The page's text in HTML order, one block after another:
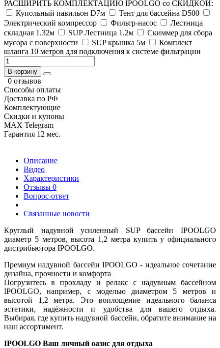
РАСШИРИТЬ КОМПЛЕКТАЦИЮ IPOOLGO со СКИДКОЙ:
Купольный павильон D7м
Тент для бассейна D500
Электрический компрессор
Фильтр-насос
Лестница
складная 1.32м
SUP Лестница 1.2м
Скиммер для сбора
мусора с поверхности
SUP крышка 5м
Комплект
шланга 10 метров для подключения к системе фильтрации
В корзину
0 отзывов
Способы оплаты
Доставка по РФ
Комплектующие
Скидки и купоны
MAX Telegram
Гарантия 12 мес.
Описание
Видео
Характеристики
Отзывы 0
Вопрос-ответ
Связанные новости
Круглый надувной усиленный SUP бассейн IPOOLGO
диаметр 5 метров, высота 1,2 метра купить у официального
дистрибьютора IPOOLGO.
Премиум надувной бассейн IPOOLGO - идеальное сочетание
дизайна, прочности и комфорта
Погрузитесь в прохладу и релакс с надувным бассейном
IPOOLGO, например, с моделью диаметром 5 метров и
высотой 1,2 метра. Это воплощение идеального баланса
эстетики, надёжности и удобства для вашего отдыха.
Выбирая, где купить надувной бассейн, обратите внимание на
наш ассортимент.
IPOOLGO Ваш личный оазис для отдыха